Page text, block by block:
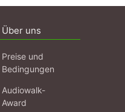
Über uns
Preise und
Bedingungen
Audiowalk-
Award